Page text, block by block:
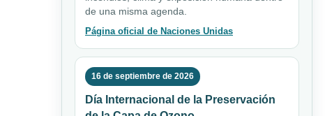
de una misma agenda.
Página oficial de Naciones Unidas
16 de septiembre de 2026
Día Internacional de la Preservación